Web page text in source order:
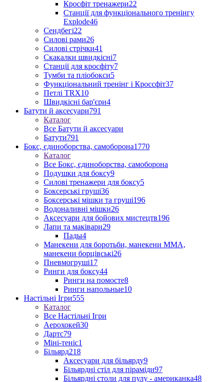
Кросфіт тренажери22
Станції для функціонального тренінгу
Explode46
Сендбегі22
Силові рами26
Силові стрічки41
Скакалки швидкісні7
Станції для кросфіту7
Тумби та пліобокси5
Функціональний тренінг і Кроссфіт37
Петлі TRX10
Швидкісні бар'єри4
Батути й аксесуари791
Каталог
Все Батути й аксесуари
Батути791
Бокс, єдиноборства, самоборона1770
Каталог
Все Бокс, єдиноборства, самоборона
Подушки для боксу9
Силові тренажери для боксу5
Боксерські груші36
Боксерські мішки та груші196
Водоналивні мішки26
Аксесуари для бойових мистецтв196
Лапи та маківари29
Пады4
Манекени для боротьби, манекени ММА,
манекени борцівські26
Пневмогруші17
Ринги для боксу44
Ринги на помосте8
Ринги напольные10
Настільні Ігри555
Каталог
Все Настільні Ігри
Аерохокей30
Дартс79
Міні-теніс1
Більярд218
Аксесуари для більярду9
Більярдні стіл для піраміди97
Більярдні столи для пулу - американка48